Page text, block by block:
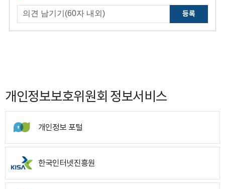
등록
개인정보보호위원회 정보서비스
개인정보 포털
한국인터넷진흥원